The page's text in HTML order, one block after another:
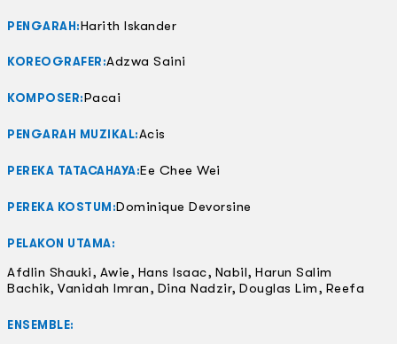
PENGARAH:Harith Iskander
KOREOGRAFER:Adzwa Saini
KOMPOSER:Pacai
PENGARAH MUZIKAL:Acis
PEREKA TATACAHAYA:Ee Chee Wei
PEREKA KOSTUM:Dominique Devorsine
PELAKON UTAMA:
Afdlin Shauki, Awie, Hans Isaac, Nabil, Harun Salim
Bachik, Vanidah Imran, Dina Nadzir, Douglas Lim, Reefa
ENSEMBLE: